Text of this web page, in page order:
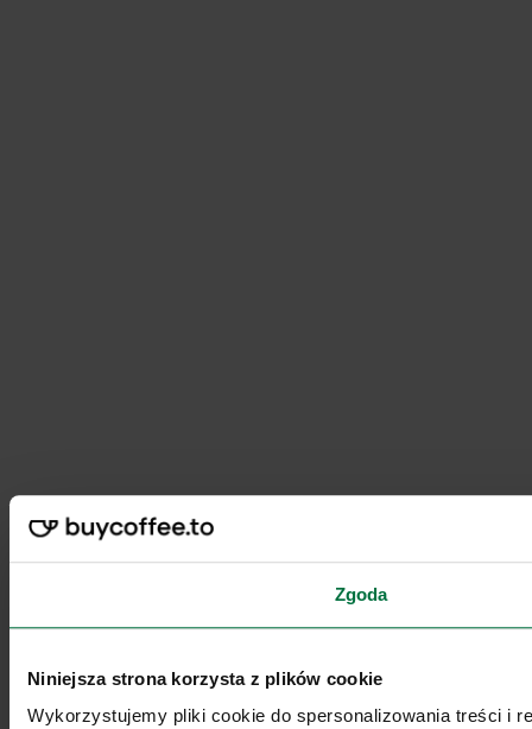
Zgoda
Niniejsza strona korzysta z plików cookie
Wykorzystujemy pliki cookie do spersonalizowania treści i